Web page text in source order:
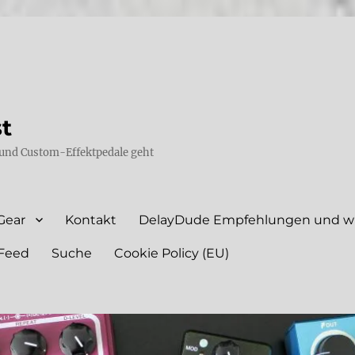
Custom-Effektpedale geht
Kontakt DelayDude Empfehlungen und
Suche Cookie Policy (EU)